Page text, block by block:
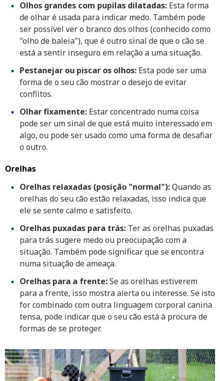
Olhos grandes com pupilas dilatadas: Esta forma
de olhar é usada para indicar medo. Também pode
ser possível ver o branco dos olhos (conhecido como
"olho de baleia"), que é outro sinal de que o cão se
está a sentir inseguro em relação a uma situação.
Pestanejar ou piscar os olhos: Esta pode ser uma
forma de o seu cão mostrar o desejo de evitar
conflitos.
Olhar fixamente: Estar concentrado numa coisa
pode ser um sinal de que está muito interessado em
algo, ou pode ser usado como uma forma de desafiar
o outro.
Orelhas
Orelhas relaxadas (posição "normal"):Quando as
orelhas do seu cão estão relaxadas, isso indica que
ele se sente calmo e satisfeito.
Orelhas puxadas para trás: Ter as orelhas puxadas
para trás sugere medo ou preocupação com a
situação. Também pode significar que se encontra
numa situação de ameaça.
Orelhas para a frente:Se as orelhas estiverem
para a frente, isso mostra alerta ou interesse. Se isto
for combinado com outra linguagem corporal canina
tensa, pode indicar que o seu cão está à procura de
formas de se proteger.